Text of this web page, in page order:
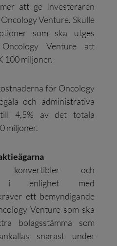
att ge Investeraren
Venture. Skulle
som ska utges
Venture att
100 miljoner.
för Oncology
och administrativa
till 4,5% av det totala
miljoner.
konvertibler och
i enlighet med
ett bemyndigande
Venture som ska
bolagsstämma som
snarast under